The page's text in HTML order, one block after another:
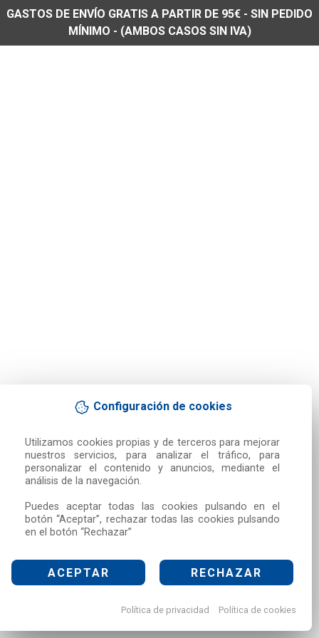
Configuración de cookies
Utilizamos cookies propias y de terceros para mejorar
nuestros servicios, para analizar el tráfico, para
personalizar el contenido y anuncios, mediante el
análisis de la navegación.
Puedes aceptar todas las cookies pulsando en el
botón “Aceptar”, rechazar todas las cookies pulsando
en el botón “Rechazar”
ACEPTAR RECHAZAR
Política de privacidad Política de cookies
GASTOS DE ENVÍO GRATIS A PARTIR DE 95€ - SIN PEDIDO
MÍNIMO - (AMBOS CASOS SIN IVA)